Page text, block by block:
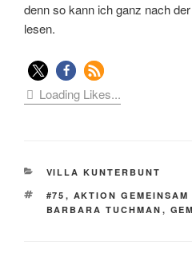
denn so kann ich ganz nach
lesen.
Loading Likes...
KATEGORIEN
VILLA KUNTERBUNT
SCHLAGWÖRTER
#75 , AKTION GEMEINSAM
BARBARA TUCHMAN ,